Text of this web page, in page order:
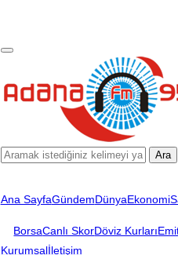
Ara
Ana SayfaGündemDünyaEkonomi
BorsaCanlı SkorDöviz Kurları
Kurumsalİletişim